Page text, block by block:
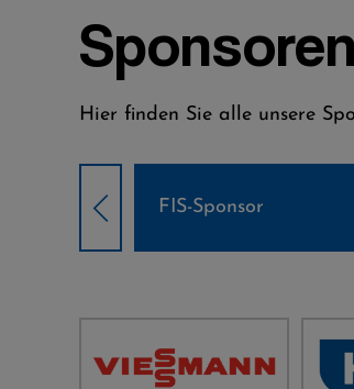
Sponsoren
Hier finden Sie alle unsere
Weltcup-Sponsoren
Damen